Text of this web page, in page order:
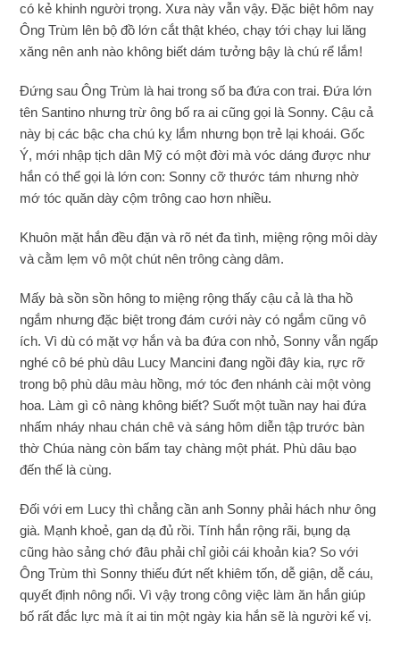
có kẻ khinh người trọng. Xưa này vẫn vậy. Đặc biệt hôm nay
Ông Trùm lên bộ đồ lớn cắt thật khéo, chạy tới chạy lui lăng
xăng nên anh nào không biết dám tưởng bậy là chú rể lắm!
Đứng sau Ông Trùm là hai trong số ba đứa con trai. Đứa lớn
tên Santino nhưng trừ ông bố ra ai cũng gọi là Sonny. Cậu cả
này bị các bậc cha chú kỵ lắm nhưng bọn trẻ lại khoái. Gốc
Ý, mới nhập tịch dân Mỹ có một đời mà vóc dáng được như
hắn có thể gọi là lớn con: Sonny cỡ thước tám nhưng nhờ
mớ tóc quăn dày cộm trông cao hơn nhiều.
Khuôn mặt hắn đều đặn và rõ nét đa tình, miệng rộng môi dày
và cằm lẹm vô một chút nên trông càng dâm.
Mấy bà sồn sồn hông to miệng rộng thấy cậu cả là tha hồ
ngắm nhưng đặc biệt trong đám cưới này có ngắm cũng vô
ích. Vì dù có mặt vợ hắn và ba đứa con nhỏ, Sonny vẫn ngấp
nghé cô bé phù dâu Lucy Mancini đang ngồi đây kia, rực rỡ
trong bộ phù dâu màu hồng, mớ tóc đen nhánh cài một vòng
hoa. Làm gì cô nàng không biết? Suốt một tuần nay hai đứa
nhấm nháy nhau chán chê và sáng hôm diễn tập trước bàn
thờ Chúa nàng còn bấm tay chàng một phát. Phù dâu bạo
đến thế là cùng.
Đối với em Lucy thì chẳng cần anh Sonny phải hách như ông
già. Mạnh khoẻ, gan dạ đủ rồi. Tính hắn rộng rãi, bụng dạ
cũng hào sảng chớ đâu phải chỉ giỏi cái khoản kia? So với
Ông Trùm thì Sonny thiếu đứt nết khiêm tốn, dễ giận, dễ cáu,
quyết định nông nổi. Vì vậy trong công việc làm ăn hắn giúp
bố rất đắc lực mà ít ai tin một ngày kia hắn sẽ là người kế vị.